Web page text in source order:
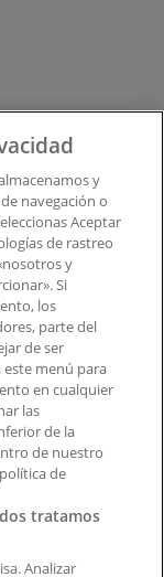
o en la
y
navegación o
Aceptar
de rastreo
y
Si
los
parte del
de ser
este menú para
en cualquier
las
de la
de nuestro
de
tratamos
Analizar